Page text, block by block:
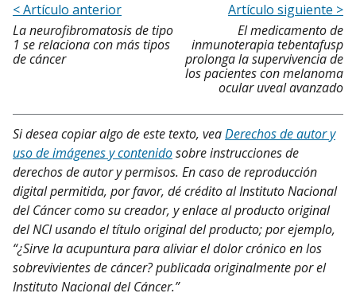
< Artículo anterior
La neurofibromatosis de tipo
1 se relaciona con más tipos
de cáncer
Artículo siguiente >
El medicamento de
inmunoterapia tebentafusp
prolonga la supervivencia de
los pacientes con melanoma
ocular uveal avanzado
Si desea copiar algo de este texto, veaDerechos de autor y
uso de imágenes y contenidosobre instrucciones de
derechos de autor y permisos. En caso de reproducción
digital permitida, por favor, dé crédito al Instituto Nacional
del Cáncer como su creador, y enlace al producto original
del NCI usando el título original del producto; por ejemplo,
“¿Sirve la acupuntura para aliviar el dolor crónico en los
sobrevivientes de cáncer? publicada originalmente por el
Instituto Nacional del Cáncer.”